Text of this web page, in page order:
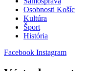
Osobnosti Košíc
Kultúra
Šport
História
Facebook Instagram